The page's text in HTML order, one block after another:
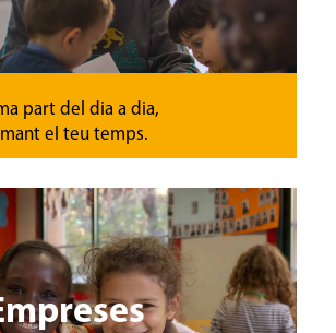
part del dia a dia,
el teu temps.